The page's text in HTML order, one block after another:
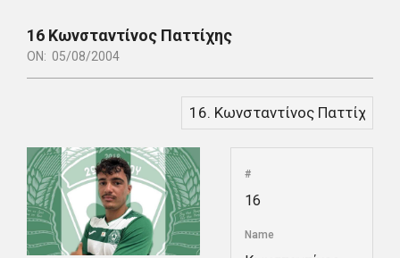
16 Κωνσταντίνος Παττίχης
ON: 05/08/2004
#
16
Name